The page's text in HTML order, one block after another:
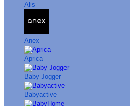
Alis
Anex
Aprica
Baby Jogger
Babyactive